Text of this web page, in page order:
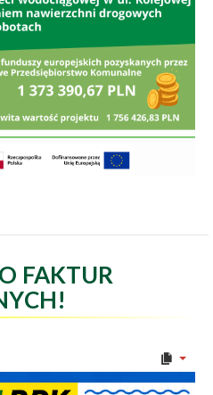
FAKTUR